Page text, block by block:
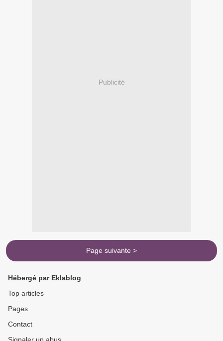
Publicité
Page suivante >
Hébergé par Eklablog
Top articles
Pages
Contact